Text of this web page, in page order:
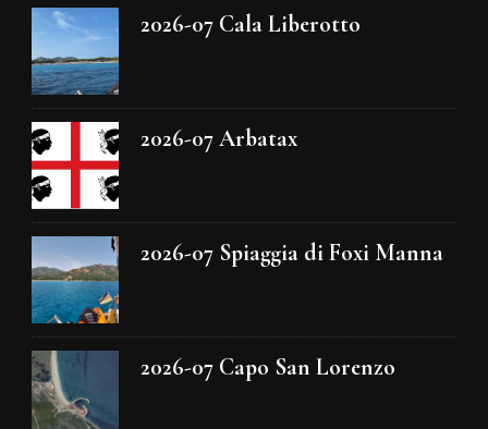
2026-07 Cala Liberotto
2026-07 Arbatax
2026-07 Spiaggia di Foxi Manna
2026-07 Capo San Lorenzo